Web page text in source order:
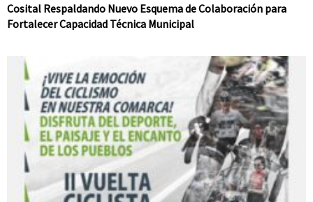
Cosital Respaldando Nuevo Esquema de Colaboración para
Fortalecer Capacidad Técnica Municipal